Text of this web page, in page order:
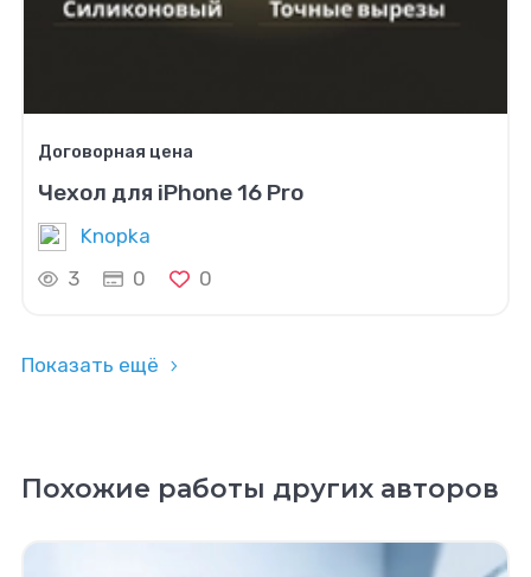
Договорная цена
Чехол для iPhone 16 Pro
Knopka
3
0 0
Показать ещё
Похожие работы других авторов